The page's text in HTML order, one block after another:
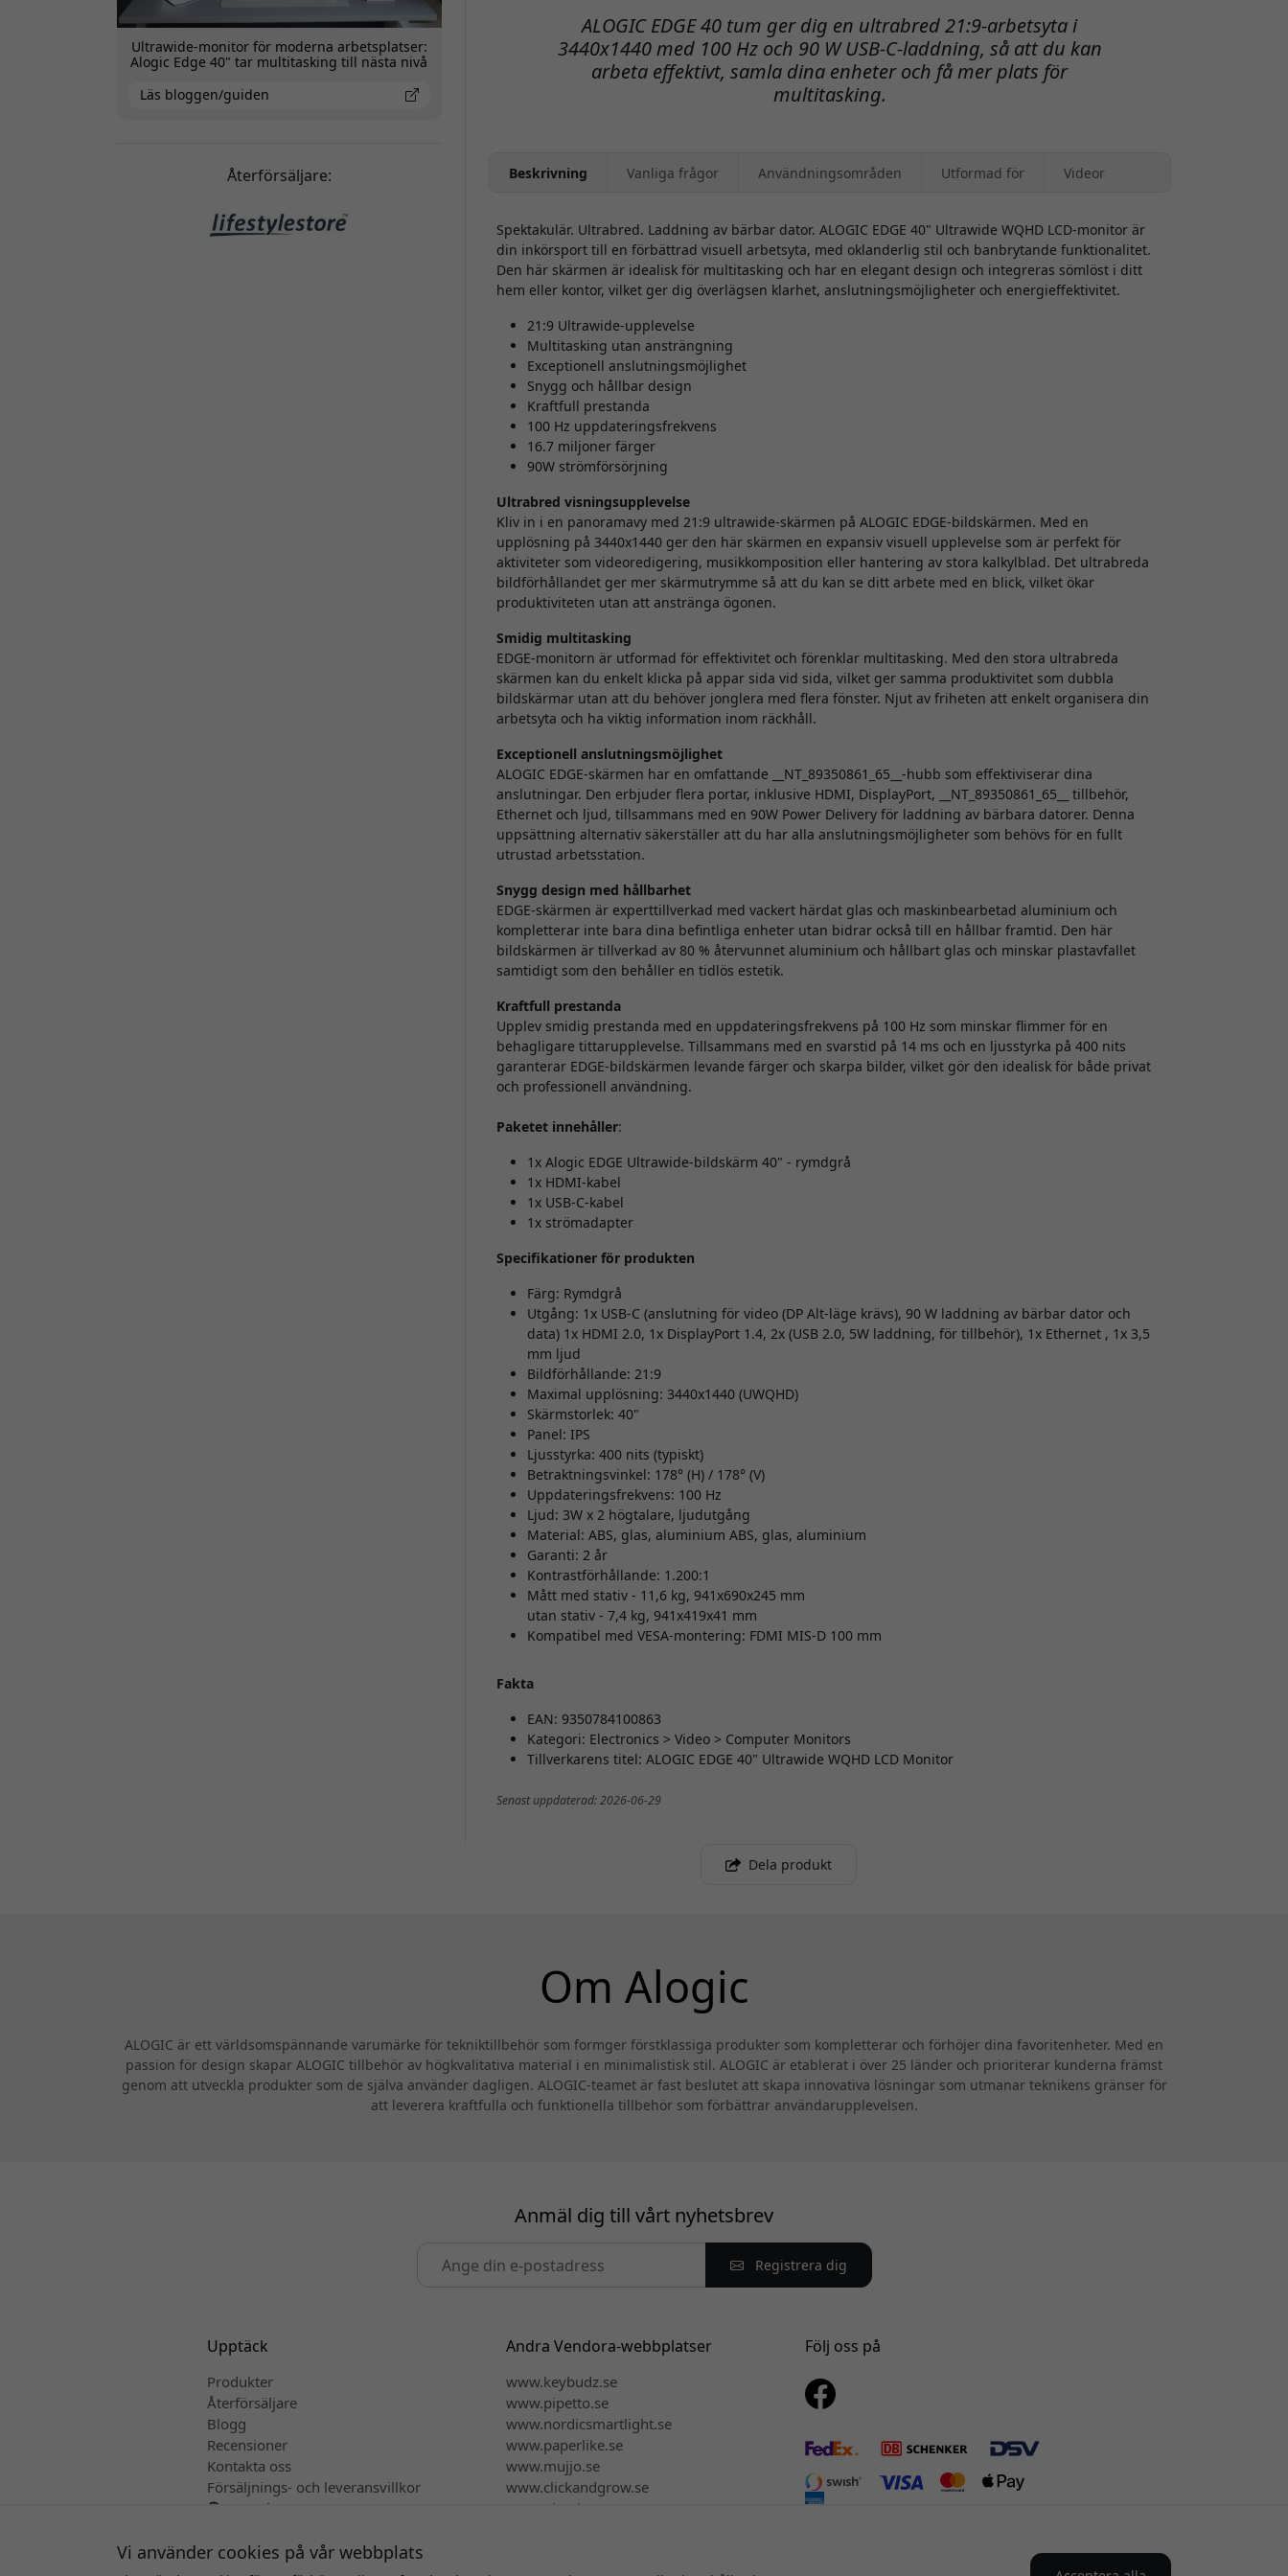
ALOGIC EDGE 40 tum ger dig en ultrabred 21:9-arbetsyta i
3440x1440 med 100 Hz och 90 W USB-C-laddning, så att du kan
arbeta effektivt, samla dina enheter och få mer plats för
multitasking.
Beskrivning Vanliga frågor Användningsområden Utformad för Videor
Spektakulär. Ultrabred. Laddning av bärbar dator. ALOGIC EDGE 40" Ultrawide WQHD LCD-monitor är
din inkörsport till en förbättrad visuell arbetsyta, med oklanderlig stil och banbrytande funktionalitet.
Den här skärmen är idealisk för multitasking och har en elegant design och integreras sömlöst i ditt
hem eller kontor, vilket ger dig överlägsen klarhet, anslutningsmöjligheter och energieffektivitet.
21:9 Ultrawide-upplevelse
Multitasking utan ansträngning
Exceptionell anslutningsmöjlighet
Snygg och hållbar design
Kraftfull prestanda
100 Hz uppdateringsfrekvens
16.7 miljoner färger
90W strömförsörjning
Ultrabred visningsupplevelse
Kliv in i en panoramavy med 21:9 ultrawide-skärmen på ALOGIC EDGE-bildskärmen. Med en
upplösning på 3440x1440 ger den här skärmen en expansiv visuell upplevelse som är perfekt för
aktiviteter som videoredigering, musikkomposition eller hantering av stora kalkylblad. Det ultrabreda
bildförhållandet ger mer skärmutrymme så att du kan se ditt arbete med en blick, vilket ökar
produktiviteten utan att anstränga ögonen.
Smidig multitasking
EDGE-monitorn är utformad för effektivitet och förenklar multitasking. Med den stora ultrabreda
skärmen kan du enkelt klicka på appar sida vid sida, vilket ger samma produktivitet som dubbla
bildskärmar utan att du behöver jonglera med flera fönster. Njut av friheten att enkelt organisera din
arbetsyta och ha viktig information inom räckhåll.
Exceptionell anslutningsmöjlighet
ALOGIC EDGE-skärmen har en omfattande __NT_89350861_65__-hubb som effektiviserar dina
anslutningar. Den erbjuder flera portar, inklusive HDMI, DisplayPort, __NT_89350861_65__ tillbehör,
Ethernet och ljud, tillsammans med en 90W Power Delivery för laddning av bärbara datorer. Denna
uppsättning alternativ säkerställer att du har alla anslutningsmöjligheter som behövs för en fullt
utrustad arbetsstation.
Snygg design med hållbarhet
EDGE-skärmen är experttillverkad med vackert härdat glas och maskinbearbetad aluminium och
kompletterar inte bara dina befintliga enheter utan bidrar också till en hållbar framtid. Den här
bildskärmen är tillverkad av 80 % återvunnet aluminium och hållbart glas och minskar plastavfallet
samtidigt som den behåller en tidlös estetik.
Kraftfull prestanda
Upplev smidig prestanda med en uppdateringsfrekvens på 100 Hz som minskar flimmer för en
behagligare tittarupplevelse. Tillsammans med en svarstid på 14 ms och en ljusstyrka på 400 nits
garanterar EDGE-bildskärmen levande färger och skarpa bilder, vilket gör den idealisk för både privat
och professionell användning.
Paketet innehåller:
1x Alogic EDGE Ultrawide-bildskärm 40" - rymdgrå
1x HDMI-kabel
1x USB-C-kabel
1x strömadapter
Specifikationer för produkten
Färg: Rymdgrå
Utgång: 1x USB-C (anslutning för video (DP Alt-läge krävs), 90 W laddning av bärbar dator och
data) 1x HDMI 2.0, 1x DisplayPort 1.4, 2x (USB 2.0, 5W laddning, för tillbehör), 1x Ethernet , 1x 3,5
mm ljud
Bildförhållande: 21:9
Maximal upplösning: 3440x1440 (UWQHD)
Skärmstorlek: 40"
Panel: IPS
Ljusstyrka: 400 nits (typiskt)
Betraktningsvinkel: 178° (H) / 178° (V)
Uppdateringsfrekvens: 100 Hz
Ljud: 3W x 2 högtalare, ljudutgång
Material: ABS, glas, aluminium ABS, glas, aluminium
Garanti: 2 år
Kontrastförhållande: 1.200:1
Mått med stativ - 11,6 kg, 941x690x245 mm
utan stativ - 7,4 kg, 941x419x41 mm
Kompatibel med VESA-montering: FDMI MIS-D 100 mm
Fakta
EAN: 9350784100863
Kategori: Electronics > Video > Computer Monitors
Tillverkarens titel: ALOGIC EDGE 40" Ultrawide WQHD LCD Monitor
Senast uppdaterad: 2026-06-29
Ultrawide-monitor för moderna arbetsplatser:
Alogic Edge 40" tar multitasking till nästa nivå
Läs bloggen/guiden
Återförsäljare:
Dela produkt
Om Alogic
ALOGIC är ett världsomspännande varumärke för tekniktillbehör som formger förstklassiga produkter som kompletterar och förhöjer dina favoritenheter. Med en
passion för design skapar ALOGIC tillbehör av högkvalitativa material i en minimalistisk stil. ALOGIC är etablerat i över 25 länder och prioriterar kunderna främst
genom att utveckla produkter som de själva använder dagligen. ALOGIC-teamet är fast beslutet att skapa innovativa lösningar som utmanar teknikens gränser för
att leverera kraftfulla och funktionella tillbehör som förbättrar användarupplevelsen.
Anmäl dig till vårt nyhetsbrev
Registrera dig
Upptäck
Produkter
Återförsäljare
Blogg
Recensioner
Kontakta oss
Försäljnings- och leveransvillkor
Svenska
Andra Vendora-webbplatser
www.keybudz.se
www.pipetto.se
www.nordicsmartlight.se
www.paperlike.se
www.mujjo.se
www.clickandgrow.se
www.plaud.se
Följ oss på
Vi använder cookies på vår webbplats